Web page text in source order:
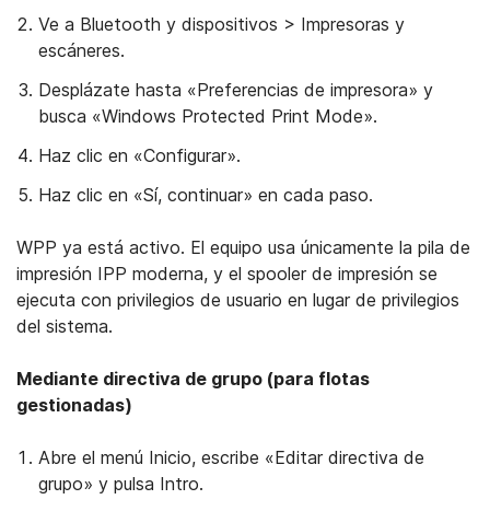
Ve a Bluetooth y dispositivos > Impresoras y
escáneres.
Desplázate hasta «Preferencias de impresora» y
busca «Windows Protected Print Mode».
Haz clic en «Configurar».
Haz clic en «Sí, continuar» en cada paso.
WPP ya está activo. El equipo usa únicamente la pila de
impresión IPP moderna, y el spooler de impresión se
ejecuta con privilegios de usuario en lugar de privilegios
del sistema.
Mediante directiva de grupo (para flotas
gestionadas)
Abre el menú Inicio, escribe «Editar directiva de
grupo» y pulsa Intro.